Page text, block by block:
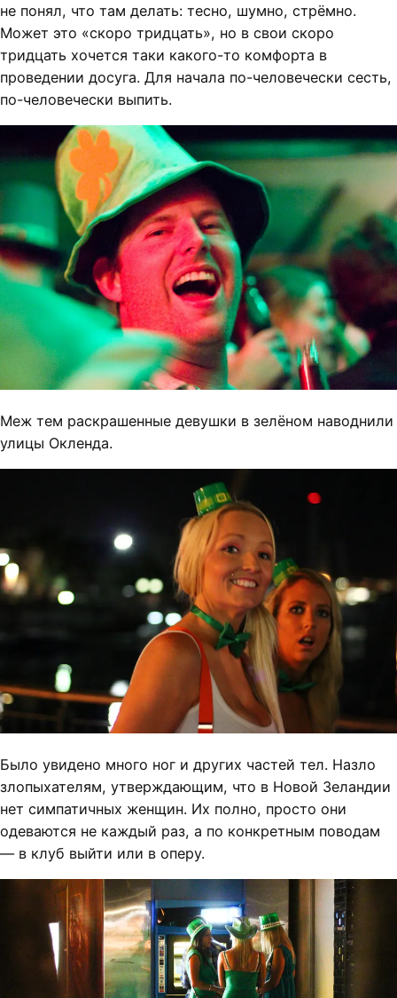
не понял, что там делать: тесно, шумно, стрёмно.
Может это «скоро тридцать», но в свои скоро
тридцать хочется таки какого-то комфорта в
проведении досуга. Для начала по-человечески сесть,
по-человечески выпить.
Меж тем раскрашенные девушки в зелёном наводнили
улицы Окленда.
Было увидено много ног и других частей тел. Назло
злопыхателям, утверждающим, что в Новой Зеландии
нет симпатичных женщин. Их полно, просто они
одеваются не каждый раз, а по конкретным поводам
— в клуб выйти или в оперу.